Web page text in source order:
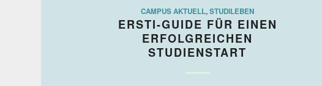
CAMPUS AKTUELL,STUDILEBEN
ERSTI-GUIDE FÜR EINEN
ERFOLGREICHEN
STUDIENSTART